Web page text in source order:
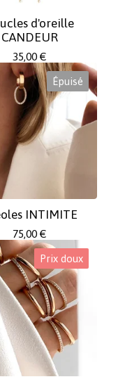
d'oreille
CANDEUR
35,00 €
Épuisé
INTIMITE
75,00 €
Prix doux